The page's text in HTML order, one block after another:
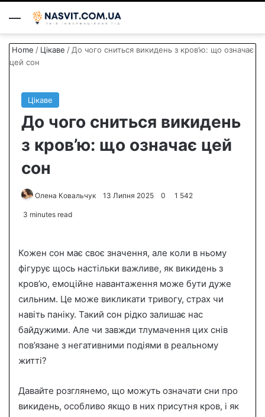
Menu
Home / Цікаве / До чого сниться викидень з кров’ю: що означає
цей сон
Цікаве
До чого сниться викидень
з кров’ю: що означає цей
сон
Олена Ковальчук
a
n
e
13 Липня 2025 0 1 542
3 minutes read
Кожен сон має своє значення, але коли в ньому
фігурує щось настільки важливе, як викидень з
кров’ю, емоційне навантаження може бути дуже
сильним. Це може викликати тривогу, страх чи
навіть паніку. Такий сон рідко залишає нас
байдужими. Але чи завжди тлумачення цих снів
пов’язане з негативними подіями в реальному
житті?
Давайте розглянемо, що можуть означати сни про
викидень, особливо якщо в них присутня кров, і як